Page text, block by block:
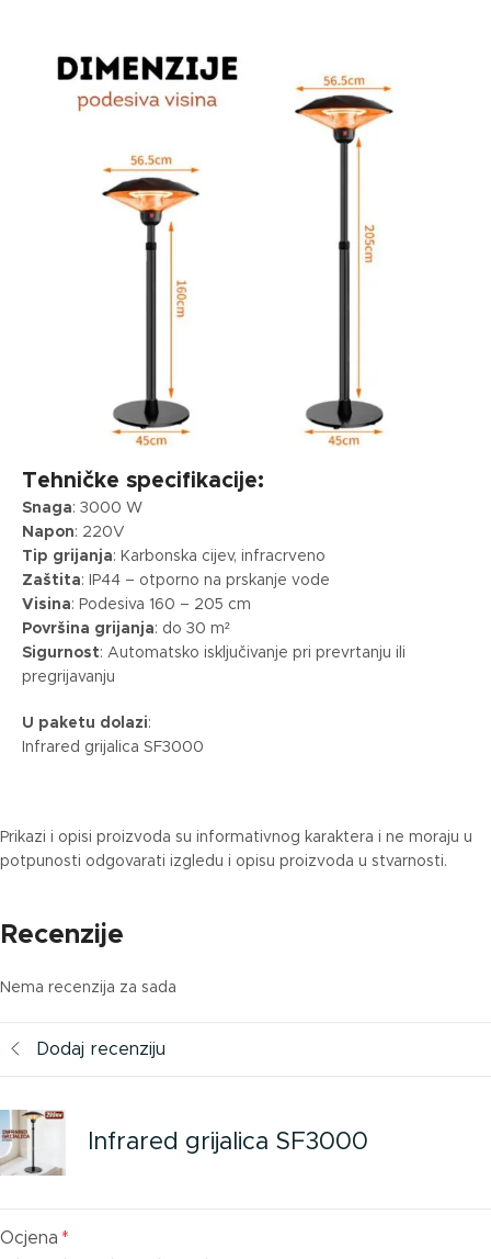
Tehničke specifikacije:
Snaga: 3000 W
Napon: 220V
Tip grijanja: Karbonska cijev, infracrveno
Zaštita: IP44 – otporno na prskanje vode
Visina: Podesiva 160 – 205 cm
Površina grijanja: do 30 m²
Sigurnost: Automatsko isključivanje pri prevrtanju ili
pregrijavanju
U paketu dolazi:
Infrared grijalica SF3000
Prikazi i opisi proizvoda su informativnog karaktera i ne moraju u
potpunosti odgovarati izgledu i opisu proizvoda u stvarnosti.
Recenzije
Nema recenzija za sada
Dodaj recenziju
Infrared grijalica SF3000
Ocjena *